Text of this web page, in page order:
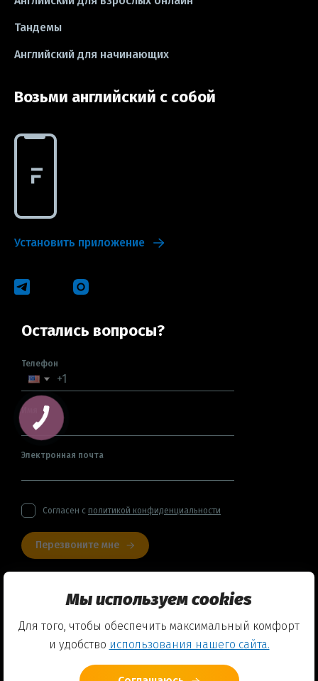
Тандемы
Английский для начинающих
Возьми английский с собой
Установить приложение
Остались вопросы?
Телефон
Имя
Электронная почта
Согласен с политикой конфиденциальности
Перезвоните мне
+48 (459) 569 152
Политика конфиденциальности
Мы используем cookies
Для того, чтобы обеспечить максимальный комфорт
и удобство использования нашего сайта.